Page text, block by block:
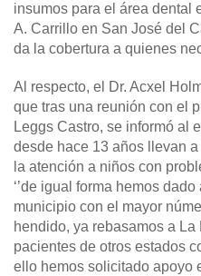
insumos para el área dental
A. Carrillo en San José del
da la cobertura a quienes
Al respecto, el Dr. Acxel
que tras una reunión con el
Leggs Castro, se informó al
desde hace 13 años llevan
la atención a niños con
‘’de igual forma hemos
municipio con el mayor
hendido, ya rebasamos a
pacientes de otros estados
ello hemos solicitado apoyo